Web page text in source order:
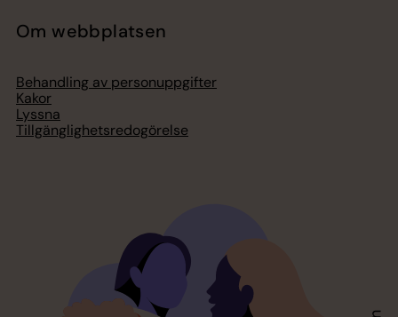
Om webbplatsen
Behandling av personuppgifter
Kakor
Lyssna
Tillgänglighetsredogörelse